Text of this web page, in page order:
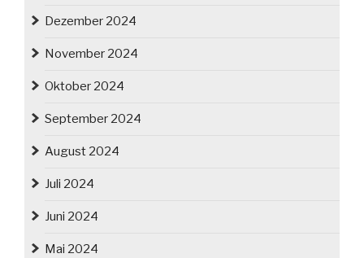
Dezember 2024
November 2024
Oktober 2024
September 2024
August 2024
Juli 2024
Juni 2024
Mai 2024